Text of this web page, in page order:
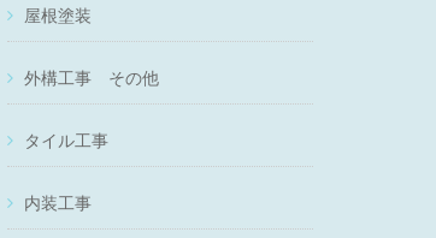
屋根塗装
外構工事 その他
タイル工事
内装工事